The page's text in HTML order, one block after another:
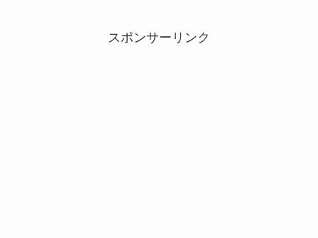
スポンサーリンク